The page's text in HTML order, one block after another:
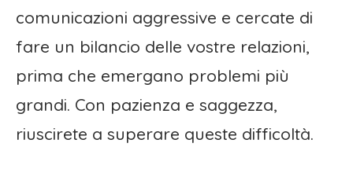
comunicazioni aggressive e cercate di
fare un bilancio delle vostre relazioni,
prima che emergano problemi più
grandi. Con pazienza e saggezza,
riuscirete a superare queste difficoltà.